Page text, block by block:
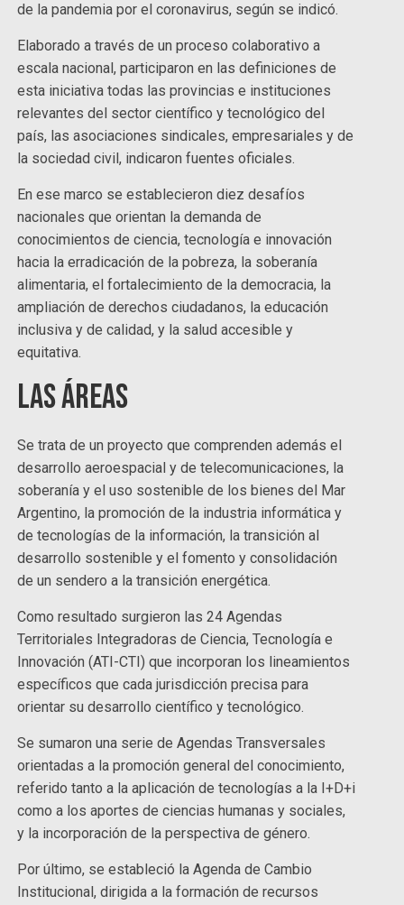
de la pandemia por el coronavirus, según se indicó.
Elaborado a través de un proceso colaborativo a
escala nacional, participaron en las definiciones de
esta iniciativa todas las provincias e instituciones
relevantes del sector científico y tecnológico del
país, las asociaciones sindicales, empresariales y de
la sociedad civil, indicaron fuentes oficiales.
En ese marco se establecieron diez desafíos
nacionales que orientan la demanda de
conocimientos de ciencia, tecnología e innovación
hacia la erradicación de la pobreza, la soberanía
alimentaria, el fortalecimiento de la democracia, la
ampliación de derechos ciudadanos, la educación
inclusiva y de calidad, y la salud accesible y
equitativa.
Las áreas
Se trata de un proyecto que comprenden además el
desarrollo aeroespacial y de telecomunicaciones, la
soberanía y el uso sostenible de los bienes del Mar
Argentino, la promoción de la industria informática y
de tecnologías de la información, la transición al
desarrollo sostenible y el fomento y consolidación
de un sendero a la transición energética.
Como resultado surgieron las 24 Agendas
Territoriales Integradoras de Ciencia, Tecnología e
Innovación (ATI-CTI) que incorporan los lineamientos
específicos que cada jurisdicción precisa para
orientar su desarrollo científico y tecnológico.
Se sumaron una serie de Agendas Transversales
orientadas a la promoción general del conocimiento,
referido tanto a la aplicación de tecnologías a la I+D+i
como a los aportes de ciencias humanas y sociales,
y la incorporación de la perspectiva de género.
Por último, se estableció la Agenda de Cambio
Institucional, dirigida a la formación de recursos